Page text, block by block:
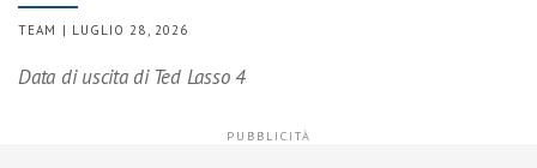
TEAM | LUGLIO 28, 2026
Data di uscita di Ted Lasso 4